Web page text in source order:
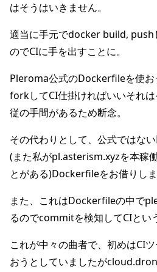
はそうはいきません。
適当に手元でdocker build, push
のでCIに手を出すことに。
Pleroma公式のDockerfileを使お
forkしてCI仕掛ければいいそれ
従の手間があるため断念。
その代わりとして、公式ではな
(また私がpl.asterism.xyzを本稼
とがある)Dockerfileをお借りしま
また、これはDockerfileの中で
るのでcommitを検知してCIとい
これが中々の曲者で、初めはCI
おうとしていましたが